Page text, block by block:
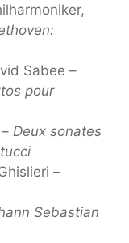
Sabee –
pour
Deux sonates
–
Sebastian